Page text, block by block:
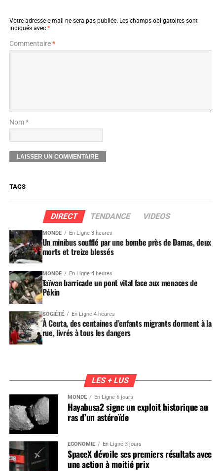
Votre adresse e-mail ne sera pas publiée. Les champs obligatoires sont
indiqués avec *
Commentaire*
Nom *
TAGS
DIRECT TENDANCE VIDEOS
MONDE En Ligne 3 heures
Un minibus soufflé par une bombe près de Damas, deux
morts et treize blessés
MONDE En Ligne 4 heures
Taïwan barricade un pont vital face aux menaces de
Pékin
SOCIÉTÉ En Ligne 4 heures
À Ceuta, des centaines d’enfants migrants dorment à la
rue, livrés à tous les dangers
LES + LUS
MONDE En Ligne 6 jours
Hayabusa2 signe un exploit historique au
ras d’un astéroïde
ÉCONOMIE En Ligne 3 jours
SpaceX dévoile ses premiers résultats avec
une action à moitié prix